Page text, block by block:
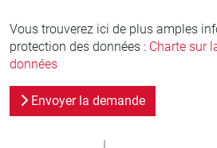
Vous trouverez ici de plus amples
protection des données : Charte sur
données
Envoyer la demande